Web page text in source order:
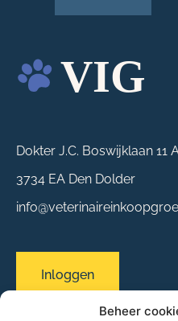
Beheer
Dokter J.C. Boswijklaan 11
3734 EA Den Dolder
Inloggen